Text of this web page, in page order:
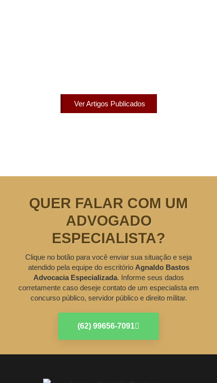
Ver Artigos Publicados
QUER FALAR COM UM
ADVOGADO
ESPECIALISTA?
Clique no botão para você enviar sua situação e seja
atendido pela equipe do escritório Agnaldo Bastos
Advocacia Especializada. Informe seus dados
corretamente caso deseje contato de um especialista em
concurso público, servidor público e direito militar.
(62) 99656-7091